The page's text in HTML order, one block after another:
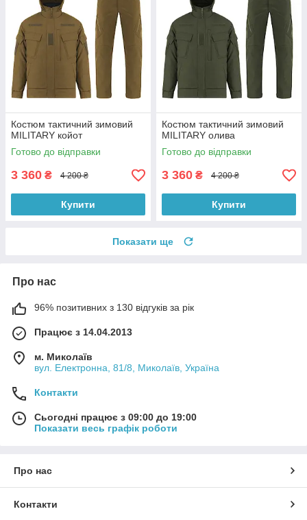
Костюм тактичний зимовий
MILITARY койот
Готово до відправки
3 360 ₴ 4 200 ₴
Купити
Костюм тактичний зимовий
MILITARY олива
Готово до відправки
3 360 ₴ 4 200 ₴
Купити
Показати ще
Про нас
96% позитивних з 130 відгуків за рік
Працює з 14.04.2013
м. Миколаїв
вул. Електронна, 81/8, Миколаїв, Україна
Контакти
Сьогодні працює з 09:00 до 19:00
Показати весь графік роботи
Про нас
Контакти